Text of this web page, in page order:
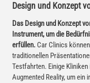
Design und Konzept
Das Design und Konzept
Instrument, um die
erfüllen. Car Clinics
traditionellen
Testfahrten. Einige
Augmented Reality, um ein